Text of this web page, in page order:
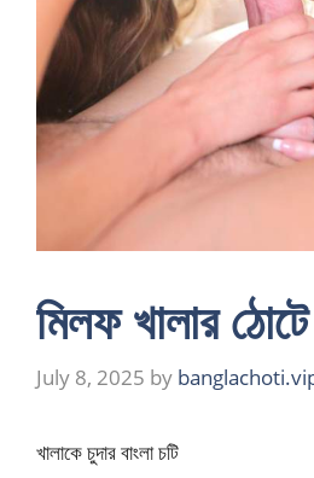
মিলফ খালার
July 8, 2025 by
খালাকে চুদার বাংলা চটি